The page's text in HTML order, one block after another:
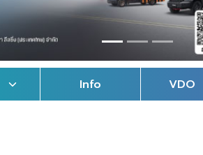
Info VDO